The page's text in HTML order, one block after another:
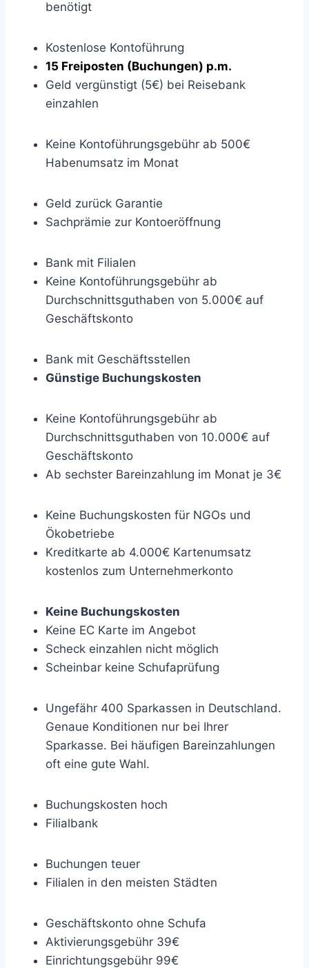
benötigt
Kostenlose Kontoführung
15 Freiposten (Buchungen) p.m.
Geld vergünstigt (5€) bei Reisebank
einzahlen
Keine Kontoführungsgebühr ab 500€
Habenumsatz im Monat
Geld zurück Garantie
Sachprämie zur Kontoeröffnung
Bank mit Filialen
Keine Kontoführungsgebühr ab
Durchschnittsguthaben von 5.000€ auf
Geschäftskonto
Bank mit Geschäftsstellen
Günstige Buchungskosten
Keine Kontoführungsgebühr ab
Durchschnittsguthaben von 10.000€ auf
Geschäftskonto
Ab sechster Bareinzahlung im Monat je 3€
Keine Buchungskosten für NGOs und
Ökobetriebe
Kreditkarte ab 4.000€ Kartenumsatz
kostenlos zum Unternehmerkonto
Keine Buchungskosten
Keine EC Karte im Angebot
Scheck einzahlen nicht möglich
Scheinbar keine Schufaprüfung
Ungefähr 400 Sparkassen in Deutschland.
Genaue Konditionen nur bei Ihrer
Sparkasse. Bei häufigen Bareinzahlungen
oft eine gute Wahl.
Buchungskosten hoch
Filialbank
Buchungen teuer
Filialen in den meisten Städten
Geschäftskonto ohne Schufa
Aktivierungsgebühr 39€
Einrichtungsgebühr 99€